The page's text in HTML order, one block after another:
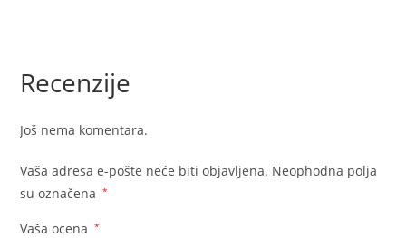
Recenzije
Još nema komentara.
Vaša adresa e-pošte neće biti objavljena. Neophodna polja
su označena
*
Vaša ocena *